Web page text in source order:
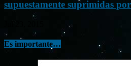
supuestamente suprimidas
Es importante…